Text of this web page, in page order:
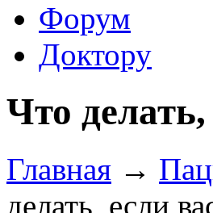
Форум
Доктору
Что
Главная →
делать, если